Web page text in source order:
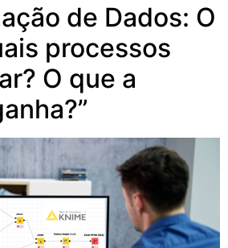
de Dados: O
processos
O que a